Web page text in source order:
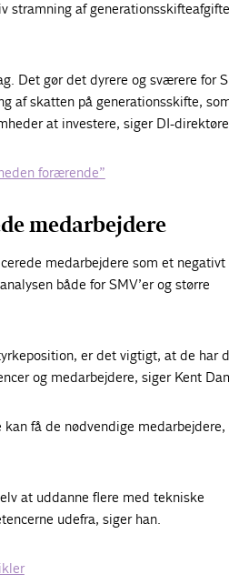
stramning af
Det gør det dyrere og sværere for
af skatten på generationsskifte,
at investere, siger DI-
forærende”
medarbejdere
medarbejdere som et
både for SMV’er og større
er det vigtigt, at de har
og medarbejdere, siger Kent
få de nødvendige
at uddanne flere med tekniske
udefra, siger han.